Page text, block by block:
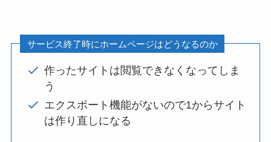
サービス終了時にホームページはどうなるのか
作ったサイトは閲覧できなくなってしま
う
エクスポート機能がないので1からサイト
は作り直しになる